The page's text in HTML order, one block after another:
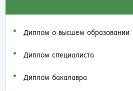
Диплом о высшем образовании
Диплом специалиста
Диплом бакалавра